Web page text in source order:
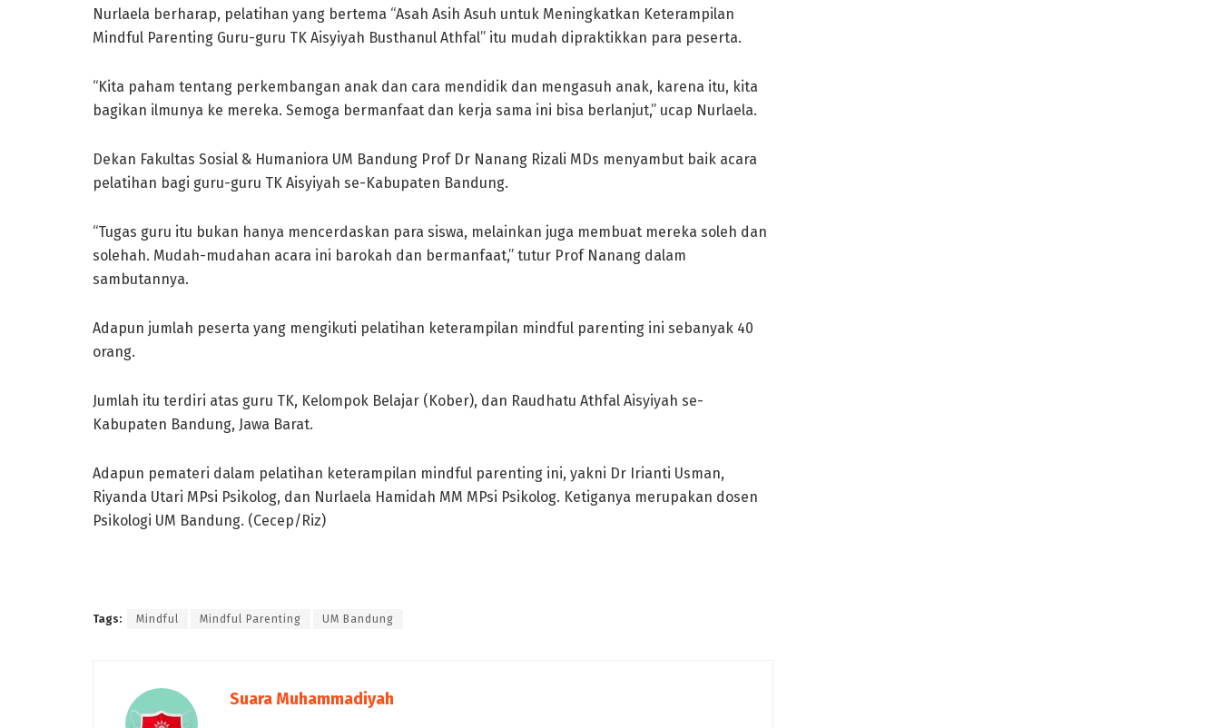
Nurlaela berharap, pelatihan yang bertema “Asah Asih Asuh untuk Meningkatkan Keterampilan
Mindful Parenting Guru-guru TK Aisyiyah Busthanul Athfal” itu mudah dipraktikkan para peserta.
“Kita paham tentang perkembangan anak dan cara mendidik dan mengasuh anak, karena itu, kita
bagikan ilmunya ke mereka. Semoga bermanfaat dan kerja sama ini bisa berlanjut,” ucap Nurlaela.
Dekan Fakultas Sosial & Humaniora UM Bandung Prof Dr Nanang Rizali MDs menyambut baik acara
pelatihan bagi guru-guru TK Aisyiyah se-Kabupaten Bandung.
“Tugas guru itu bukan hanya mencerdaskan para siswa, melainkan juga membuat mereka soleh dan
solehah. Mudah-mudahan acara ini barokah dan bermanfaat,” tutur Prof Nanang dalam
sambutannya.
Adapun jumlah peserta yang mengikuti pelatihan keterampilan mindful parenting ini sebanyak 40
orang.
Jumlah itu terdiri atas guru TK, Kelompok Belajar (Kober), dan Raudhatu Athfal Aisyiyah se-
Kabupaten Bandung, Jawa Barat.
Adapun pemateri dalam pelatihan keterampilan mindful parenting ini, yakni Dr Irianti Usman,
Riyanda Utari MPsi Psikolog, dan Nurlaela Hamidah MM MPsi Psikolog. Ketiganya merupakan dosen
Psikologi UM Bandung. (Cecep/Riz)
Tags: Mindful Mindful Parenting UM Bandung
Suara Muhammadiyah